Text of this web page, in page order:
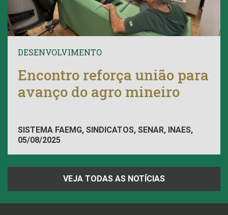
DESENVOLVIMENTO
Encontro reforça união para
avanço do agro mineiro
SISTEMA FAEMG, SINDICATOS, SENAR, INAES,
FAEMG
05/08/2025
VEJA TODAS AS NOTÍCIAS